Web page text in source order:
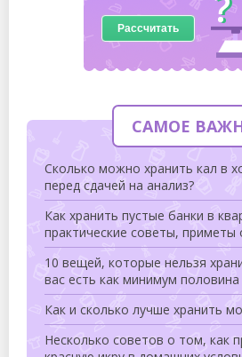
Рассчитать
САМОЕ
Сколько можно хранить кал в
перед сдачей на анализ?
Как хранить пустые банки в
практические советы, приметы
10 вещей, которые нельзя
вас есть как минимум половина
Как и сколько лучше хранить
Несколько советов о том, как